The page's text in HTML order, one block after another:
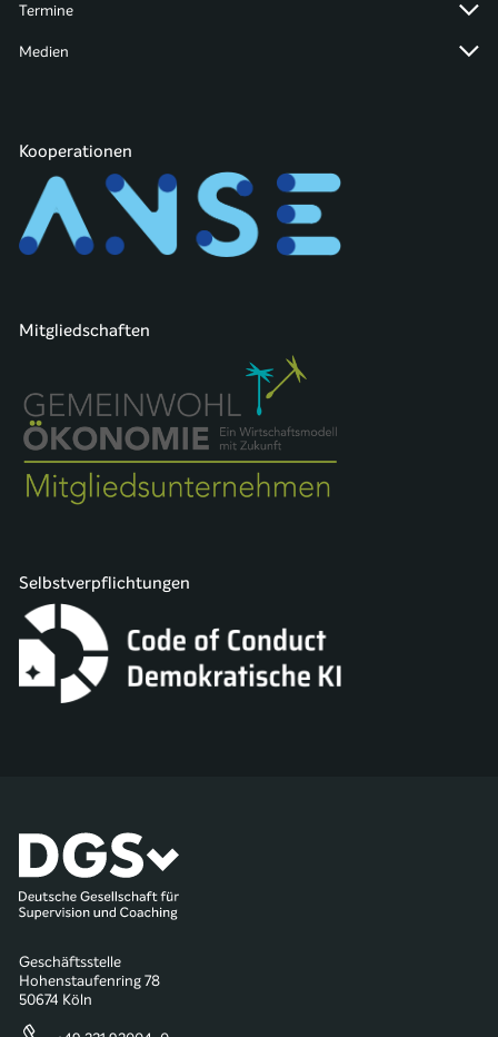
Termine
Medien
Kooperationen
Mitgliedschaften
Selbstverpflichtungen
Geschäftsstelle
Hohenstaufenring 78
50674 Köln